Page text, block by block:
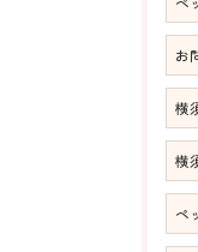
お
横
横
ペ